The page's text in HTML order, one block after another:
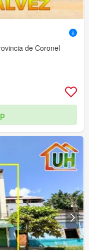
de Coronel